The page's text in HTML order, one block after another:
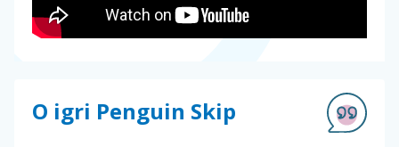
O igri Penguin Skip